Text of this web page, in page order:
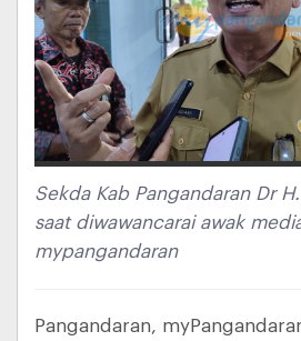
Sekda Kab Pangandaran Dr
saat diwawancarai awak
mypangandaran
Pangandaran,